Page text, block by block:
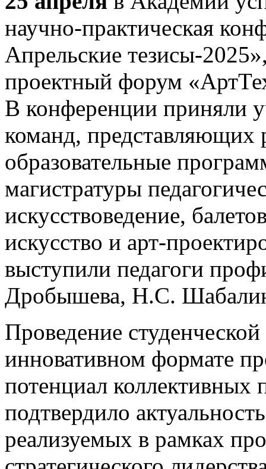
научно-практическая
Апрельские тезисы-
проектный форум
В конференции приняли
команд, представляющих
образовательные
магистратуры
искусствоведение,
искусство и арт-
выступили педагоги
Дробышева, Н.С.
Проведение
инновативном формате
потенциал коллективных
подтвердило
реализуемых в рамках